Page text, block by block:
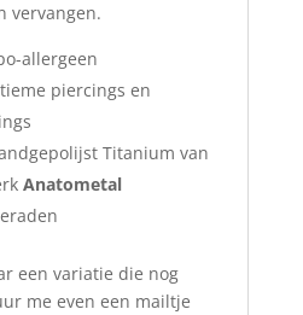
vervangen.
allergeen
piercings en
Titanium van
Anatometal
een variatie die nog
me even een mailtje